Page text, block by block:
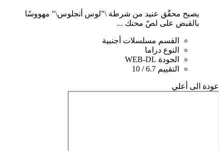
يصبح محقّق عنيد من شرطة \"لوس أنجلوس\" مهووسًا
بالقبض على لصّ محنك ...
القسم مسلسلات أجنبية
النوع دراما
الجودة WEB-DL
التقييم 6.7 / 10
عودة الى أعلي